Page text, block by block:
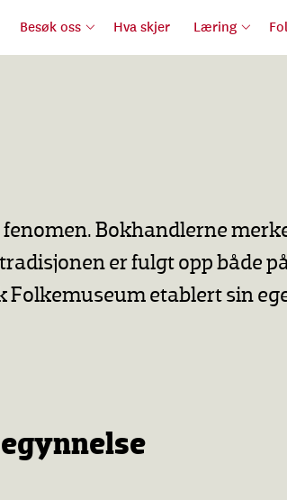
Besøk oss Hva skjer Læring
Bokhandlerne
er fulgt opp både
Folkemuseum etablert sin